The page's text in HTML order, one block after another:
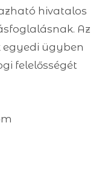
hivatalos
Az
egyedi ügyben
felelősségét